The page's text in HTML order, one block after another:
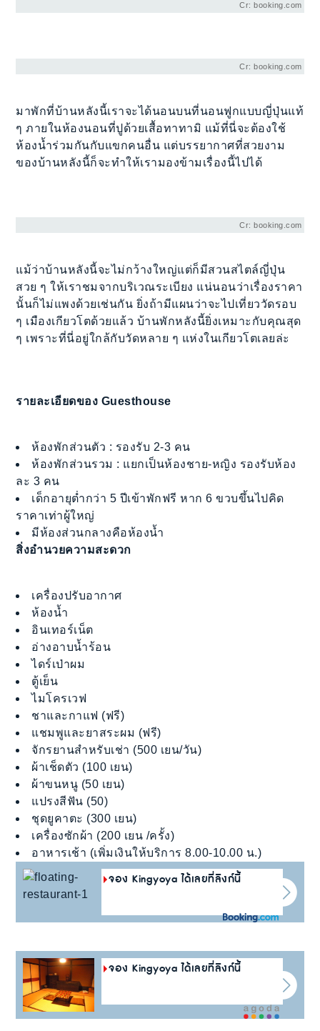
Cr: booking.com
Cr: booking.com
มาพักที่บ้านหลังนี้เราจะได้นอนบนที่นอนฟูกแบบญี่ปุ่นแท้
ๆ ภายในห้องนอนที่ปูด้วยเสื้อทาทามิ แม้ที่นี่จะต้องใช้
ห้องน้ำร่วมกันกับแขกคนอื่น แต่บรรยากาศที่สวยงาม
ของบ้านหลังนี้ก็จะทำให้เรามองข้ามเรื่องนี้ไปได้
Cr: booking.com
แม้ว่าบ้านหลังนี้จะไม่กว้างใหญ่แต่ก็มีสวนสไตล์ญี่ปุ่น
สวย ๆ ให้เราชมจากบริเวณระเบียง แน่นอนว่าเรื่องราคา
นั้นก็ไม่แพงด้วยเช่นกัน ยิ่งถ้ามีแผนว่าจะไปเที่ยววัดรอบ
ๆ เมืองเกียวโตด้วยแล้ว บ้านพักหลังนี้ยิ่งเหมาะกับคุณสุด
ๆ เพราะที่นี่อยู่ใกล้กับวัดหลาย ๆ แห่งในเกียวโตเลยล่ะ
รายละเอียดของ Guesthouse
ห้องพักส่วนตัว : รองรับ 2-3 คน
ห้องพักส่วนรวม : แยกเป็นห้องชาย-หญิง รองรับห้อง
ละ 3 คน
เด็กอายุต่ำกว่า 5 ปีเข้าพักฟรี หาก 6 ขวบขึ้นไปคิด
ราคาเท่าผู้ใหญ่
มีห้องส่วนกลางคือห้องน้ำ
สิ่งอำนวยความสะดวก
เครื่องปรับอากาศ
ห้องน้ำ
อินเทอร์เน็ต
อ่างอาบน้ำร้อน
ไดร์เป่าผม
ตู้เย็น
ไมโครเวฟ
ชาและกาแฟ (ฟรี)
แชมพูและยาสระผม (ฟรี)
จักรยานสำหรับเช่า (500 เยน/วัน)
ผ้าเช็ดตัว (100 เยน)
ผ้าขนหนู (50 เยน)
แปรงสีฟัน (50)
ชุดยูคาตะ (300 เยน)
เครื่องซักผ้า (200 เยน /ครั้ง)
อาหารเช้า (เพิ่มเงินให้บริการ 8.00-10.00 น.)
จอง Kingyoya ได้เลยที่ลิงก์นี้
จอง Kingyoya ได้เลยที่ลิงก์นี้